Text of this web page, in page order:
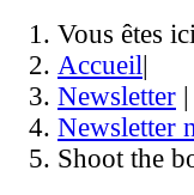
Vous êtes
Accueil|
Newsletter |
Newsletter
Shoot the